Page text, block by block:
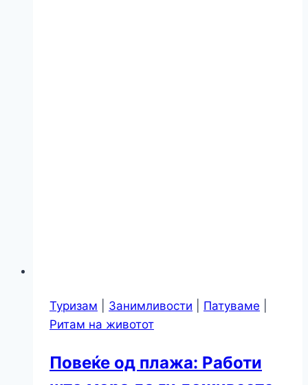
Туризам Занимливости Патуваме
Ритам на животот
Повеќе од плажа: Работи